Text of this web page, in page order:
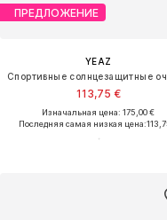
ПРЕДЛОЖЕНИЕ
YEAZ
113,75 €
Изначальная цена: 175,00 €
Последняя самая низкая цена: